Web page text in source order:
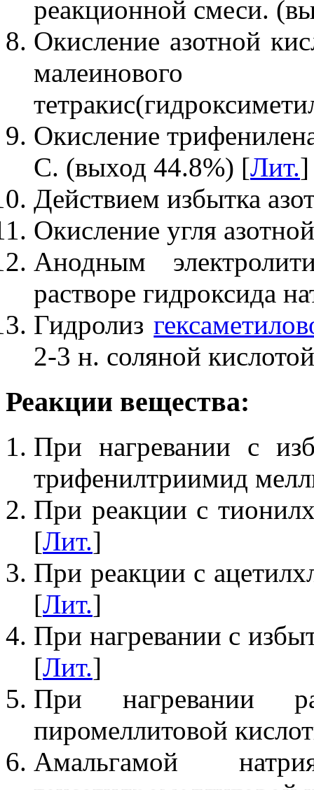
реакционной смеси.
Окисление азотной
Окисление
С. (выход 44.8%) [Лит.]
Действием избытка
Окисление угля
Анодным
растворе гидроксида
Гидролиз
2-3 н. соляной
Реакции вещества:
При нагревании с
трифенилтриимид
При реакции с
[Лит.]
При реакции с
[Лит.]
При нагревании с
[Лит.]
При нагревании
пиромеллитовой
Амальгамой